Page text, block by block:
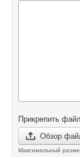
Прикрепить файл
Обзор
Максимальный